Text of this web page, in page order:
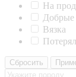
На
Добрые
Вязка
Сбросить